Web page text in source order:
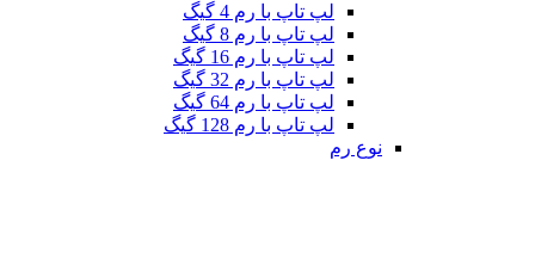
لپ تاپ با رم 4 گیگ
لپ تاپ با رم 8 گیگ
لپ تاپ با رم 16 گیگ
لپ تاپ با رم 32 گیگ
لپ تاپ با رم 64 گیگ
لپ تاپ با رم 128 گیگ
نوع رم